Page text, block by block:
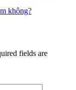
không?
fields are